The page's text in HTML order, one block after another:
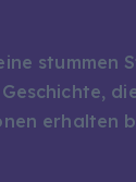
stummen
erhalten